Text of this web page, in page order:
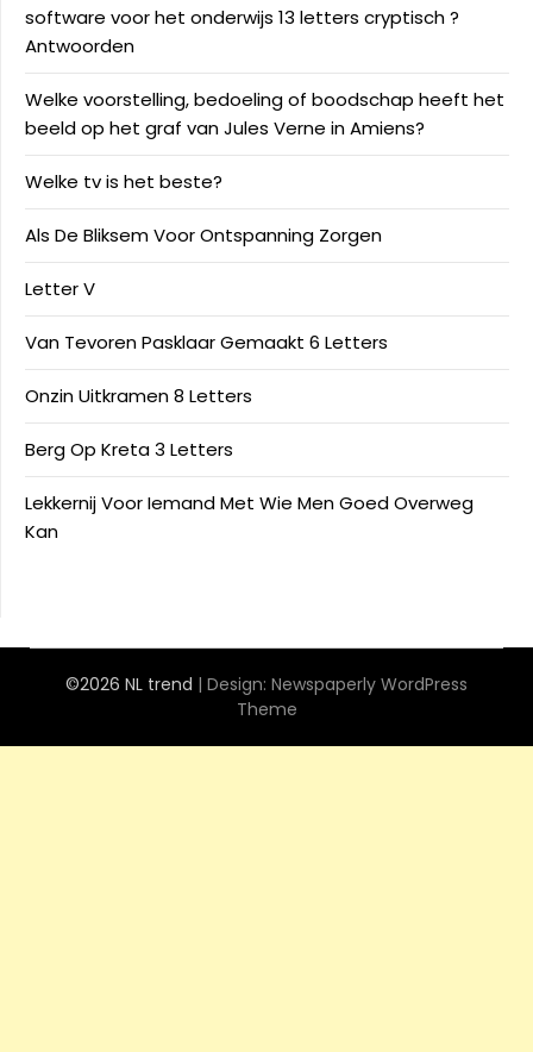
software voor het onderwijs 13 letters cryptisch ?
Antwoorden
Welke voorstelling, bedoeling of boodschap heeft het
beeld op het graf van Jules Verne in Amiens?
Welke tv is het beste?
Als De Bliksem Voor Ontspanning Zorgen
Letter V
Van Tevoren Pasklaar Gemaakt 6 Letters
Onzin Uitkramen 8 Letters
Berg Op Kreta 3 Letters
Lekkernij Voor Iemand Met Wie Men Goed Overweg
Kan
©2026 NL trend | Design: Newspaperly WordPress
Theme